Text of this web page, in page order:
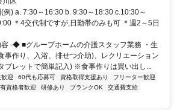
例) a. 7:30～16:30 b. 9:30～18:30 c.10:30～
＊4交代制ですが,日勤帯のみも可 ＊週2～5日
-◆ ■グループホームの介護スタッフ業務 ・生
事作り、入浴、排せつ介助)、レクリエーション
ブレットで簡単記入) ※食事作りは買い出し...
迎 60代も応募可 資格取得支援あり
フリーター歓迎
有資格者歓迎 研修あり ブランクOK
交通費支給